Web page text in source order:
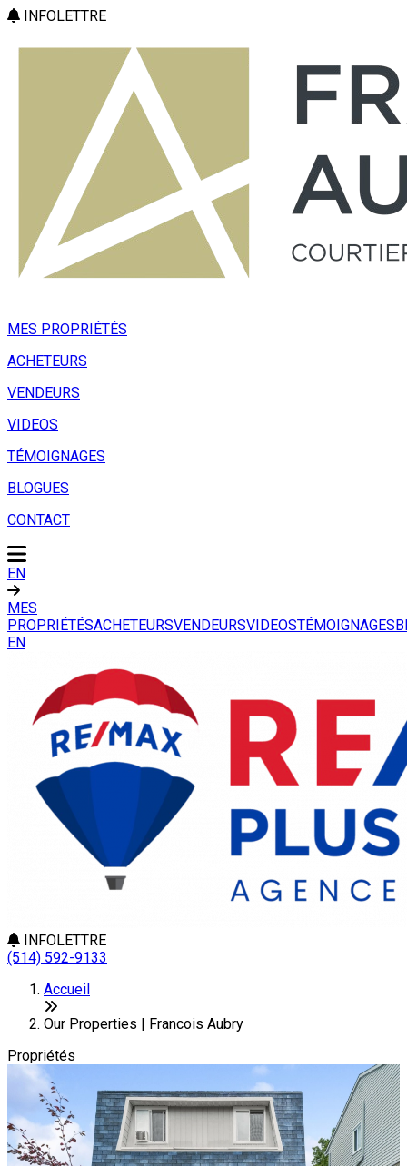
INFOLETTRE
MES PROPRIÉTÉS
ACHETEURS
VENDEURS
VIDEOS
TÉMOIGNAGES
BLOGUES
CONTACT
EN
MES
PROPRIÉTÉSACHETEURSVENDEURSVIDEOSTÉMOIGNAGES
EN
INFOLETTRE
(514) 592-9133
+
−
Accueil
Our Properties | Francois Aubry
Propriétés